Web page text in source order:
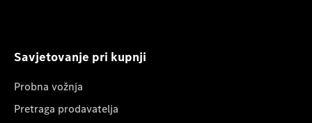
Savjetovanje pri kupnji
Probna vožnja
Pretraga prodavatelja